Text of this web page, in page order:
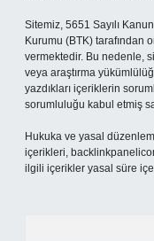
Sitemiz, 5651 Sayılı
Kurumu (BTK) tarafından
vermektedir. Bu nedenle,
veya araştırma
yazdıkları içeriklerin
sorumluluğu kabul etmiş
Hukuka ve yasal
içerikleri,
ilgili içerikler yasal süre